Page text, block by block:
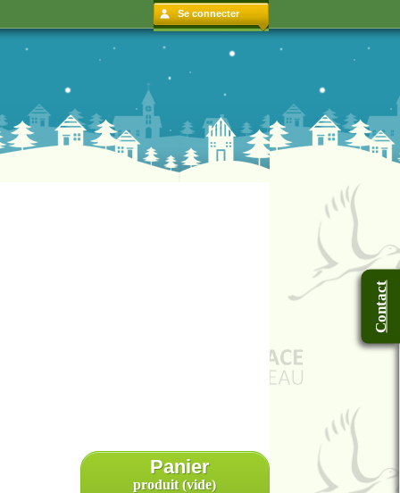
Se connecter
Panier
produit (vide)
Contact